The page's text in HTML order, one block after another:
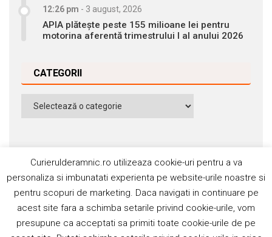
12:26 pm - 3 august, 2026
APIA plătește peste 155 milioane lei pentru
motorina aferentă trimestrului I al anului 2026
CATEGORII
Categorii
Contact
Abonamente
Termeni si condiţii
Curierulderamnic.ro utilizeaza cookie-uri pentru a va
personaliza si imbunatati experienta pe website-urile noastre si
pentru scopuri de marketing. Daca navigati in continuare pe
acest site fara a schimba setarile privind cookie-urile, vom
presupune ca acceptati sa primiti toate cookie-urile de pe